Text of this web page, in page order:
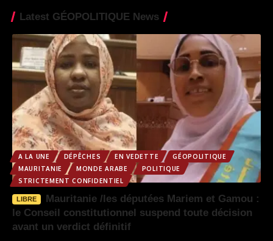
Latest GÉOPOLITIQUE News
A LA UNE DÉPÊCHES EN VEDETTE
GÉOPOLITIQUE
MAURITANIE
MONDE ARABE
POLITIQUE
STRICTEMENT CONFIDENTIEL
LIBRE
Mauritanie /les députées Mariem et Gamou :
le Conseil constitutionnel suspend toute décision
avant un verdict définitif